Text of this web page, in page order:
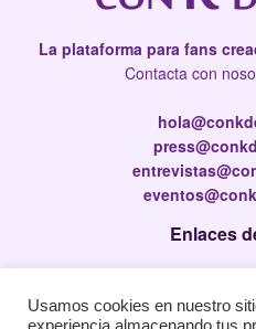
La plataforma para fans
Contacta con
Enlaces
Política de
Usamos cookies en nuestro